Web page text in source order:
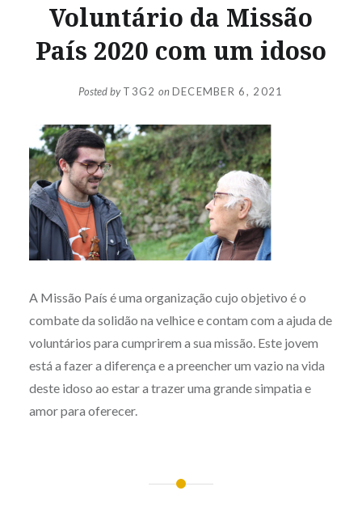
Voluntário da Missão
País 2020 com um idoso
Posted byT3G2 onDECEMBER 6, 2021
A Missão País é uma organização cujo objetivo é o
combate da solidão na velhice e contam com a ajuda de
voluntários para cumprirem a sua missão. Este jovem
está a fazer a diferença e a preencher um vazio na vida
deste idoso ao estar a trazer uma grande simpatia e
amor para oferecer.